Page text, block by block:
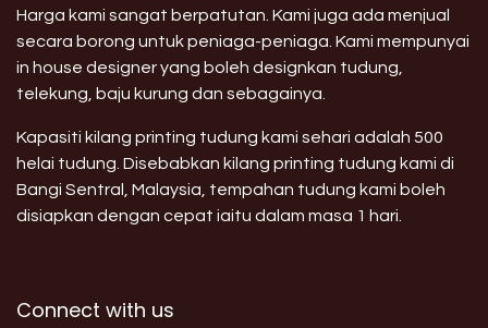
Harga kami sangat berpatutan. Kami juga ada menjual
secara borong untuk peniaga-peniaga. Kami mempunyai
in house designer yang boleh designkan tudung,
telekung, baju kurung dan sebagainya.
Kapasiti kilang printing tudung kami sehari adalah 500
helai tudung. Disebabkan kilang printing tudung kami di
Bangi Sentral, Malaysia, tempahan tudung kami boleh
disiapkan dengan cepat iaitu dalam masa 1 hari.
Connect with us